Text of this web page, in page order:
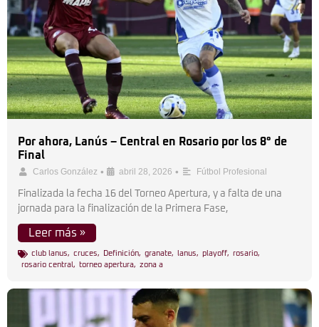
Por ahora, Lanús – Central en Rosario por los 8° de
Final
Carlos González • abril 28, 2026 • Fútbol Profesional
Finalizada la fecha 16 del Torneo Apertura, y a falta de una
jornada para la finalización de la Primera Fase,
Leer más »
club lanus, cruces, Definición, granate, lanus, playoff, rosario,
rosario central , torneo apertura, zona a